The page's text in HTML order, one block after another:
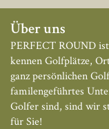
Über uns
PERFECT ROUND
kennen Golfplätze,
ganz persönlichen
familengeführtes
Golfer sind, sind wir
für Sie!